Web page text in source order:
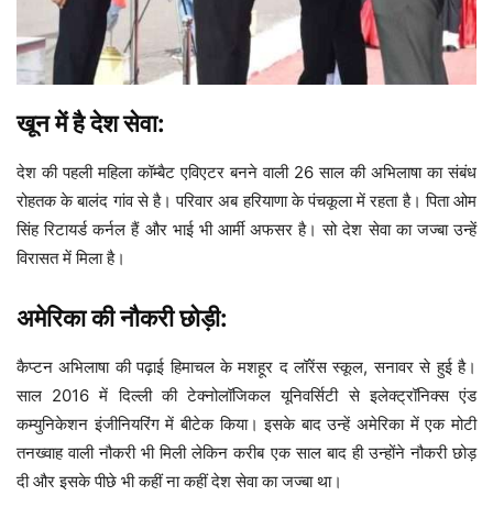
खून में है देश सेवा:
देश की पहली महिला कॉम्बैट एविएटर बनने वाली 26 साल की अभिलाषा का संबंध
रोहतक के बालंद गांव से है। परिवार अब हरियाणा के पंचकूला में रहता है। पिता ओम
सिंह रिटायर्ड कर्नल हैं और भाई भी आर्मी अफसर है। सो देश सेवा का जज्बा उन्हें
विरासत में मिला है।
अमेरिका की नौकरी छोड़ी:
कैप्टन अभिलाषा की पढ़ाई हिमाचल के मशहूर द लॉरेंस स्कूल, सनावर से हुई है।
साल 2016 में दिल्ली की टेक्नोलॉजिकल यूनिवर्सिटी से इलेक्ट्रॉनिक्स एंड
कम्युनिकेशन इंजीनियरिंग में बीटेक किया। इसके बाद उन्हें अमेरिका में एक मोटी
तनख्वाह वाली नौकरी भी मिली लेकिन करीब एक साल बाद ही उन्होंने नौकरी छोड़
दी और इसके पीछे भी कहीं ना कहीं देश सेवा का जज्बा था।